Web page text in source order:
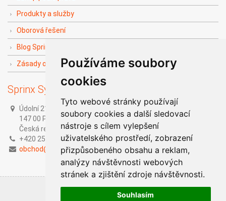
Používáme soubory
cookies
Tyto webové stránky používají
soubory cookies a další sledovací
nástroje s cílem vylepšení
uživatelského prostředí, zobrazení
přizpůsobeného obsahu a reklam,
analýzy návštěvnosti webových
stránek a zjištění zdroje návštěvnosti.
Souhlasím
Produkty a služby
Oborová řešení
Blog Sprinx The Doers
Zásady ochrany soukromí
Sprinx Systems, a.s.
Údolní 212/1,
147 00 Praha 4,
Česká republika
+420 251 014 211
obchod@sprinx.com